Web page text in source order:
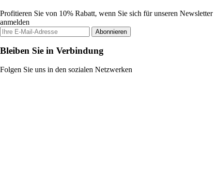
Profitieren Sie von 10% Rabatt, wenn Sie sich für unseren Newsletter
anmelden
Abonnieren
Bleiben Sie in Verbindung
Folgen Sie uns in den sozialen Netzwerken